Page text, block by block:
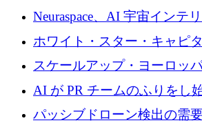
ニクスのスケールアップに対
Neuraspace、AI 宇宙インテ
トフォームの拡大に 1,560
ホワイト・スター・キャピ
タートアップをシリーズAか
ために2億5,000万ドルのフ
スケールアップ・ヨーロッ
の投資を行い、Iceeyeの10億
を共同主導
AI が PR チームのふりをし
ります
パッシブドローン検出の需